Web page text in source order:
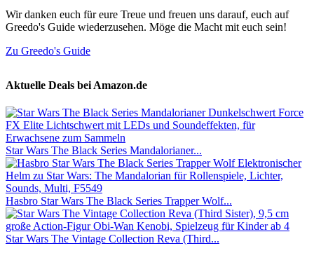
Wir danken euch für eure Treue und freuen uns darauf, euch auf
Greedo's Guide wiederzusehen. Möge die Macht mit euch sein!
Zu Greedo's Guide
Aktuelle Deals bei Amazon.de
Star Wars The Black Series Mandalorianer...
Hasbro Star Wars The Black Series Trapper Wolf...
Star Wars The Vintage Collection Reva (Third...